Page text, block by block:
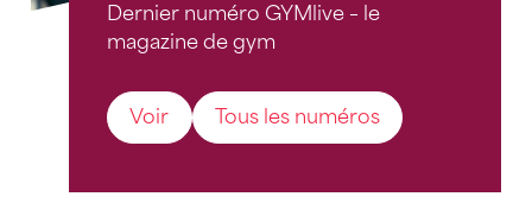
Dernier numéro GYMlive – le
magazine de gym
Voir Tous les numéros